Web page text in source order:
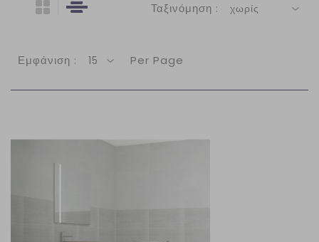
Ταξινόμηση : χωρίς
Εμφάνιση : 15 Per Page